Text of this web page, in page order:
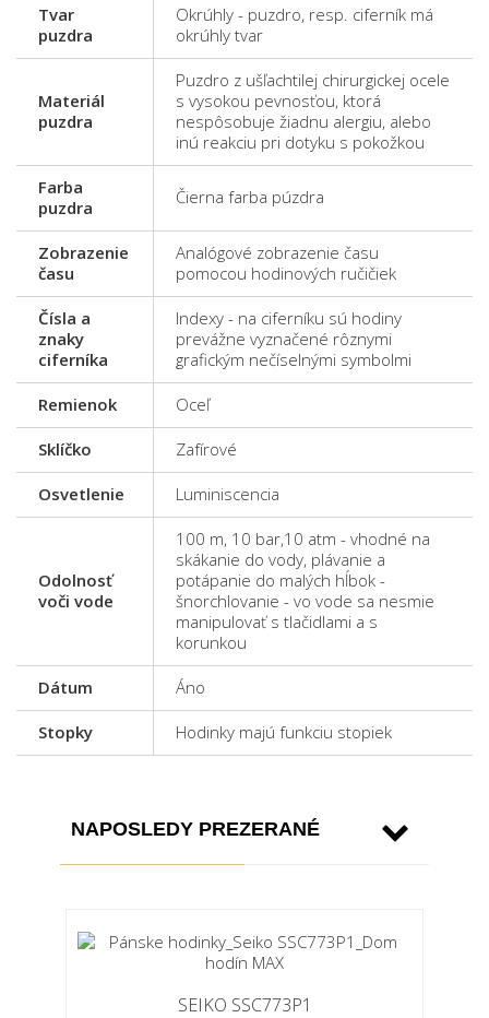
Tvar
puzdra
Okrúhly - puzdro, resp. ciferník má
okrúhly tvar
Materiál
puzdra
Puzdro z ušľachtilej chirurgickej ocele
s vysokou pevnosťou, ktorá
nespôsobuje žiadnu alergiu, alebo
inú reakciu pri dotyku s pokožkou
Farba
puzdra
Čierna farba púzdra
Zobrazenie
času
Analógové zobrazenie času
pomocou hodinových ručičiek
Čísla a
znaky
ciferníka
Indexy - na ciferníku sú hodiny
prevážne vyznačené rôznymi
grafickým nečíselnými symbolmi
Remienok Oceľ
Sklíčko Zafírové
Osvetlenie Luminiscencia
Odolnosť
voči vode
100 m, 10 bar,10 atm - vhodné na
skákanie do vody, plávanie a
potápanie do malých hĺbok -
šnorchlovanie - vo vode sa nesmie
manipulovať s tlačidlami a s
korunkou
Dátum Áno
Stopky Hodinky majú funkciu stopiek
NAPOSLEDY PREZERANÉ
SEIKO SSC773P1